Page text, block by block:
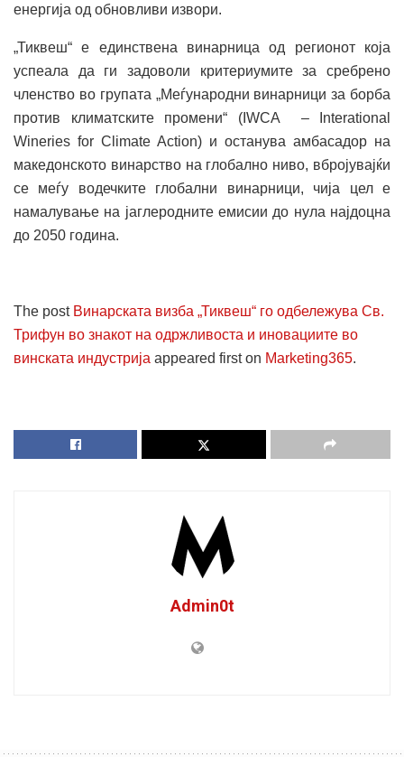
енергија од обновливи извори.
„Тиквеш“ е единствена винарница од регионот која
успеала да ги задоволи критериумите за сребрено
членство во групата „Меѓународни винарници за борба
против климатските промени“ (IWCA – Interational
Wineries for Climate Action) и останува амбасадор на
македонското винарство на глобално ниво, вбројувајќи
се меѓу водечките глобални винарници, чија цел е
намалување на јаглеродните емисии до нула најдоцна
до 2050 година.
The post Винарската визба „Тиквеш“ го одбележува Св.
Трифун во знакот на одржливоста и иновациите во
винската индустрија appeared first on Marketing365.
Admin0t